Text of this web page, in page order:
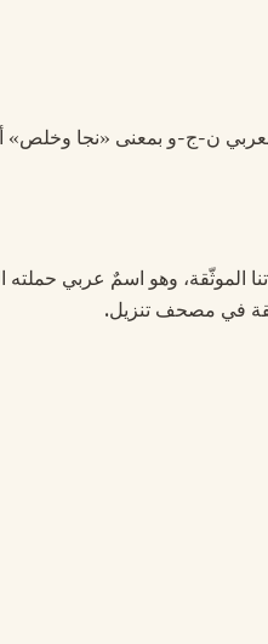
ن-ج-و بمعنى «نجا وخلص»
الموثّقة، وهو اسمٌ عربي حملته
في مصحف تنزيل.